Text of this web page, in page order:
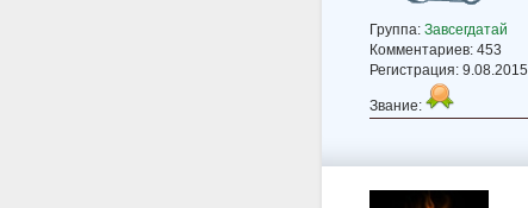
Группа: Завсегдатай
Комментариев: 453
Регистрация: 9.08.2015
Звание: